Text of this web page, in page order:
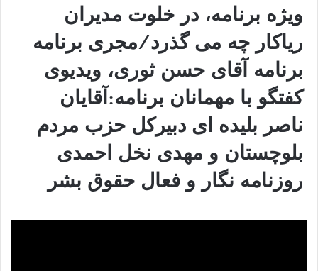
ویژه برنامه، در خلوت مدیران
ریاکار چه می گذرد/مجری برنامه
برنامه آقای حسن ثوری، ویدیوی
کفتگو با مهمانان برنامه:آقایان
ناصر بلیده ای دبیرکل حزب مردم
بلوچستان و مهدی نخل احمدی
روزنامه نگار و فعال حقوق بشر